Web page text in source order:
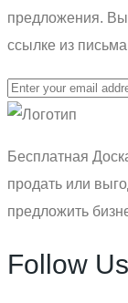
предложения.
ссылке из
Бесплатная
продать или
предложить
Follow Us